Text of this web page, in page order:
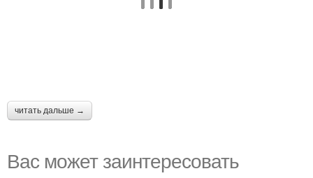
читать дальше →
Вас может заинтересовать